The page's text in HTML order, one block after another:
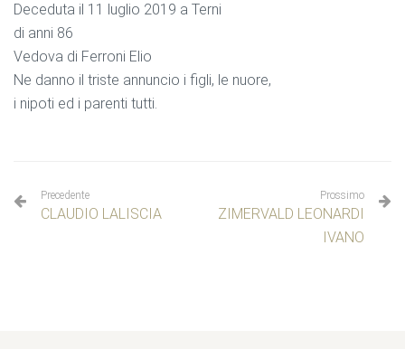
Deceduta il 11 luglio 2019 a Terni
di anni 86
Vedova di Ferroni Elio
Ne danno il triste annuncio i figli, le nuore,
i nipoti ed i parenti tutti.
Precedente
CLAUDIO LALISCIA
Prossimo
ZIMERVALD LEONARDI
IVANO